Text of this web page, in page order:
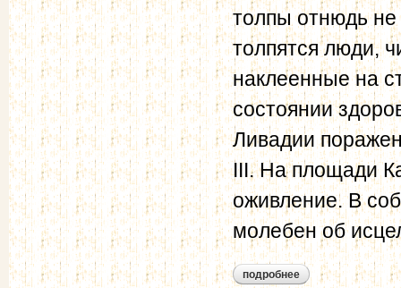
толпы отнюдь
толпятся люди,
наклеенные на
состоянии
Ливадии
III. На площади
оживление. В
молебен об
подробнее о глава 1 первые